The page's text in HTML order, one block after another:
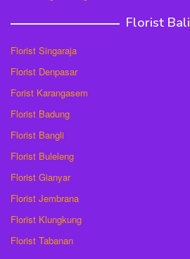
Florist Bali
Florist Singaraja
Florist Denpasar
Forist Karangasem
Florist Badung
Florist Bangli
Florist Buleleng
Florist Gianyar
Florist Jembrana
Florist Klungkung
Florist Tabanan